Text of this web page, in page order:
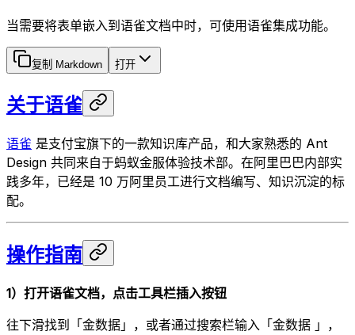
当需要将表单嵌入到语雀文档中时，可使用语雀集成功能。
复制 Markdown 打开
关于语雀
语雀 是支付宝旗下的一款知识库产品，和大家熟悉的 Ant
Design 共同来自于蚂蚁金服体验技术部。在阿里巴巴内部实
践多年，已经是 10 万阿里员工进行文档编写、知识沉淀的标
配。
操作指南
1）打开语雀文档，点击工具栏插入按钮
往下滑找到「金数据」，或者通过搜索栏输入「金数据 」，